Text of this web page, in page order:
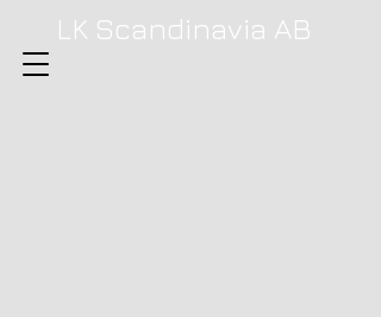
LK Scandinavia AB